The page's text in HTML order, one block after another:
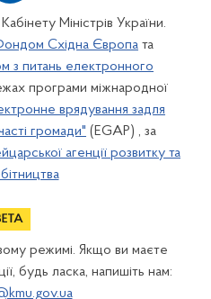
Міністрів України.
Східна Європа та
з питань електронного
програми міжнародної
врядування задля
громади" (EGAP) , за
агенції розвитку та
режимі. Якщо ви маєте
будь ласка, напишіть нам: